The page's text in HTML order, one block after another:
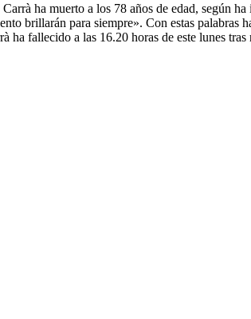
ha muerto a los 78 años de edad, según
brillarán para siempre». Con estas
ha fallecido a las 16.20 horas de este lunes